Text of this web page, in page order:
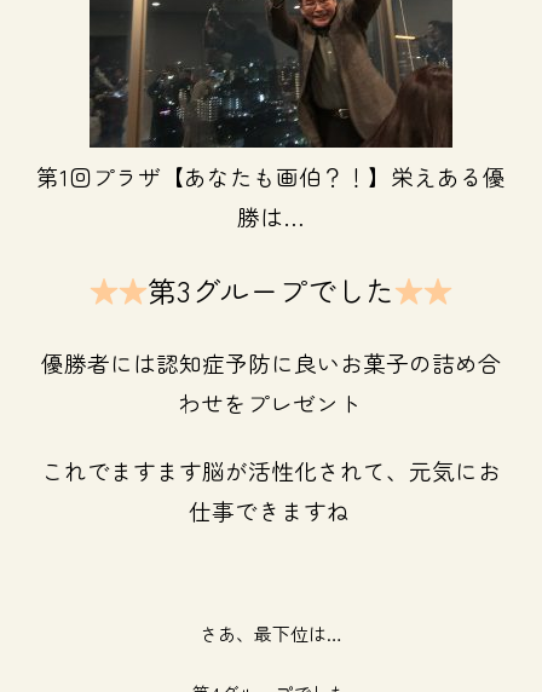
第1回プラザ【あなたも画伯？！】栄えある優
勝は…
★★第3グループでした★★
優勝者には認知症予防に良いお菓子の詰め合
わせをプレゼント
これでますます脳が活性化されて、元気にお
仕事できますね
さあ、最下位は…